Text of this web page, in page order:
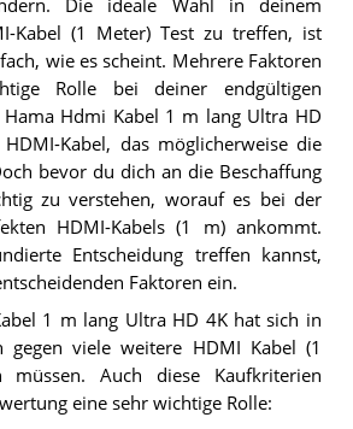
Die ideale Wahl in deinem
Kabel (1 Meter) Test zu treffen, ist
wie es scheint. Mehrere Faktoren
Rolle bei deiner endgültigen
Hama Hdmi Kabel 1 m lang Ultra HD
Kabel, das möglicherweise die
bevor du dich an die Beschaffung
zu verstehen, worauf es bei der
HDMI-Kabels (1 m) ankommt.
Entscheidung treffen kannst,
Faktoren ein.
1 m lang Ultra HD 4K hat sich in
gegen viele weitere HDMI Kabel (1
müssen. Auch diese Kaufkriterien
eine sehr wichtige Rolle: